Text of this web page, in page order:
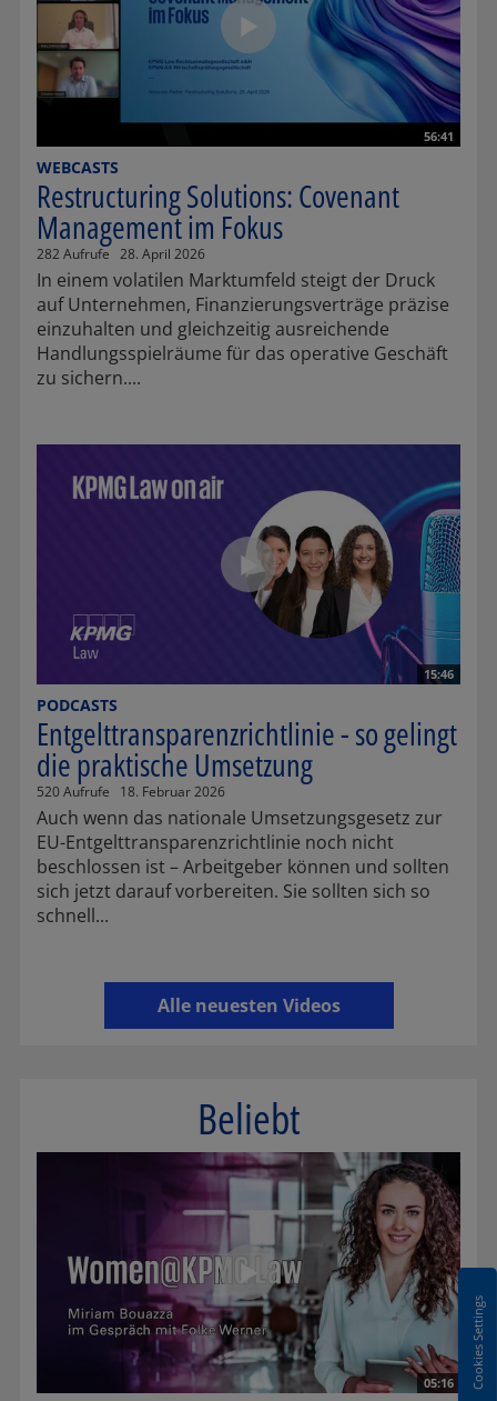
56:41
WEBCASTS
Restructuring Solutions: Covenant
Management im Fokus
282 Aufrufe 28. April 2026
In einem volatilen Marktumfeld steigt der Druck
auf Unternehmen, Finanzierungsverträge präzise
einzuhalten und gleichzeitig ausreichende
Handlungsspielräume für das operative Geschäft
zu sichern....
15:46
PODCASTS
Entgelttransparenzrichtlinie - so gelingt
die praktische Umsetzung
520 Aufrufe 18. Februar 2026
Auch wenn das nationale Umsetzungsgesetz zur
EU-Entgelttransparenzrichtlinie noch nicht
beschlossen ist – Arbeitgeber können und sollten
sich jetzt darauf vorbereiten. Sie sollten sich so
schnell...
Alle neuesten Videos
Beliebt
05:16 Cookies Settings